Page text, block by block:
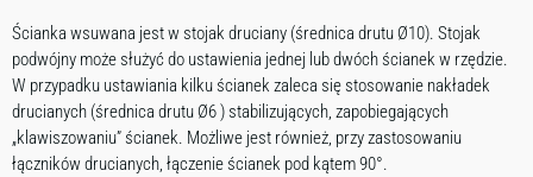
Ścianka wsuwana jest w stojak druciany (średnica drutu Ø10). Stojak
podwójny może służyć do ustawienia jednej lub dwóch ścianek w rzędzie.
W przypadku ustawiania kilku ścianek zaleca się stosowanie nakładek
drucianych (średnica drutu Ø6 ) stabilizujących, zapobiegających
„klawiszowaniu” ścianek. Możliwe jest również, przy zastosowaniu
łączników drucianych, łączenie ścianek pod kątem 90°.